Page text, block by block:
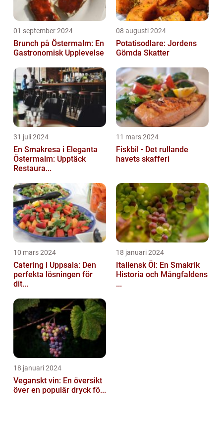
01 september 2024
Brunch på Östermalm: En
Gastronomisk Upplevelse
08 augusti 2024
Potatisodlare: Jordens
Gömda Skatter
31 juli 2024
En Smakresa i Eleganta
Östermalm: Upptäck
Restaura...
11 mars 2024
Fiskbil - Det rullande
havets skafferi
10 mars 2024
Catering i Uppsala: Den
perfekta lösningen för
dit...
18 januari 2024
Italiensk Öl: En Smakrik
Historia och Mångfaldens
...
18 januari 2024
Veganskt vin: En översikt
över en populär dryck fö...